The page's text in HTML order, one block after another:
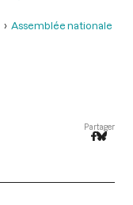
Assemblée nationale
Partager